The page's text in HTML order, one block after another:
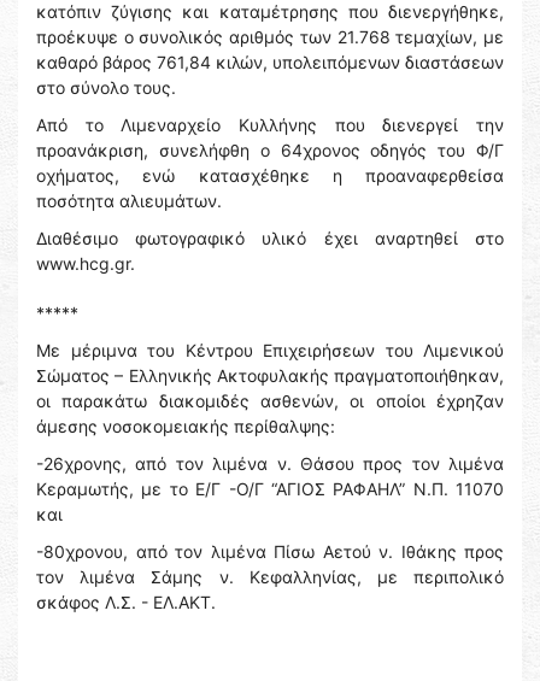
κατόπιν ζύγισης και καταμέτρησης που διενεργήθηκε,
προέκυψε ο συνολικός αριθμός των 21.768 τεμαχίων, με
καθαρό βάρος 761,84 κιλών, υπολειπόμενων διαστάσεων
στο σύνολο τους.
Από το Λιμεναρχείο Κυλλήνης που διενεργεί την
προανάκριση, συνελήφθη ο 64χρονος οδηγός του Φ/Γ
οχήματος, ενώ κατασχέθηκε η προαναφερθείσα
ποσότητα αλιευμάτων.
Διαθέσιμο φωτογραφικό υλικό έχει αναρτηθεί στο
www.hcg.gr.
*****
Με μέριμνα του Κέντρου Επιχειρήσεων του Λιμενικού
Σώματος – Ελληνικής Ακτοφυλακής πραγματοποιήθηκαν,
οι παρακάτω διακομιδές ασθενών, οι οποίοι έχρηζαν
άμεσης νοσοκομειακής περίθαλψης:
-26χρονης, από τον λιμένα ν. Θάσου προς τον λιμένα
Κεραμωτής, με το Ε/Γ -Ο/Γ “ΑΓΙΟΣ ΡΑΦΑΗΛ” Ν.Π. 11070
και
-80χρονου, από τον λιμένα Πίσω Αετού ν. Ιθάκης προς
τον λιμένα Σάμης ν. Κεφαλληνίας, με περιπολικό
σκάφος Λ.Σ. - ΕΛ.ΑΚΤ.